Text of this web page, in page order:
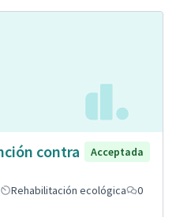
contra
Acceptada
Rehabilitación ecológica
0